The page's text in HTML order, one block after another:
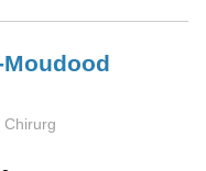
Moudood
Chirurg